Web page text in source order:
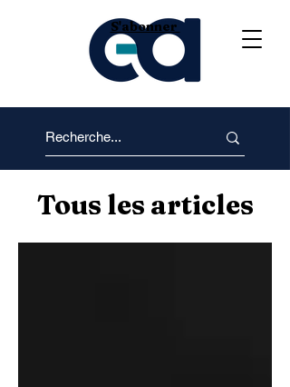
S'abonner
Tous les articles